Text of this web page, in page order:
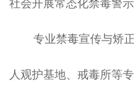
社会开展常态化禁毒警示
专业禁毒宣传与矫
人观护基地、戒毒所等